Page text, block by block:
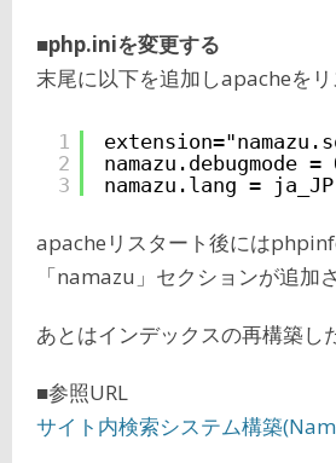
■php.iniを変更する
末尾に以下を追加しapacheを
1
2
3
namazu.debugmode
namazu.lang =
apacheリスタート後には
「namazu」セクションが追加
あとはインデックスの再構築し
■参照URL
サイト内検索システム構築